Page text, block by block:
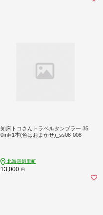
知床トコさんトラベルタンブラー 35
0ml×1本(色はおまかせ)_ss08-008
北海道斜里町
13,000 円